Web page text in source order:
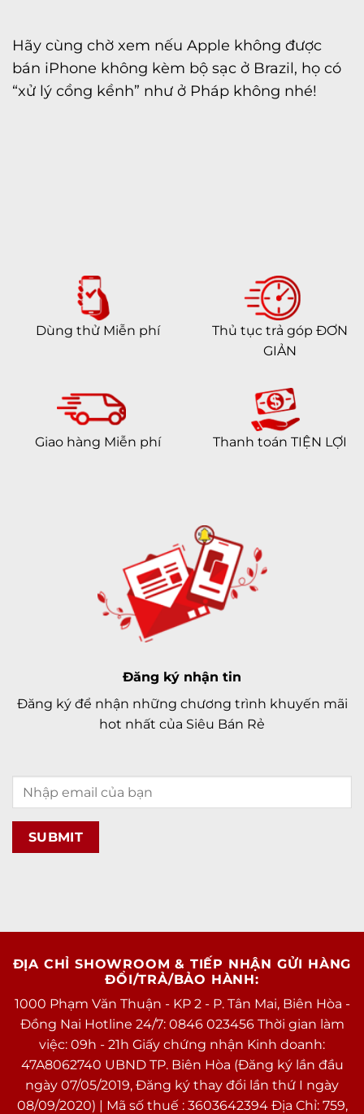
Hãy cùng chờ xem nếu Apple không được
bán iPhone không kèm bộ sạc ở Brazil, họ có
“xử lý cồng kềnh” như ở Pháp không nhé!
Dùng thử Miễn phí
Thủ tục trả góp ĐƠN
GIẢN
Giao hàng Miễn phí Thanh toán TIỆN LỢI
Đăng ký nhận tin
Đăng ký để nhận những chương trình khuyến mãi
hot nhất của Siêu Bán Rẻ
ĐỊA CHỈ SHOWROOM & TIẾP NHẬN GỬI HÀNG
ĐỔI/TRẢ/BẢO HÀNH:
1000 Phạm Văn Thuận - KP 2 - P. Tân Mai, Biên Hòa -
Đồng Nai Hotline 24/7: 0846 023456 Thời gian làm
việc: 09h - 21h Giấy chứng nhận Kinh doanh:
47A8062740 UBND TP. Biên Hòa (Đăng ký lần đầu
ngày 07/05/2019, Đăng ký thay đổi lần thứ I ngày
08/09/2020) | Mã số thuế : 3603642394 Địa Chỉ: 759,